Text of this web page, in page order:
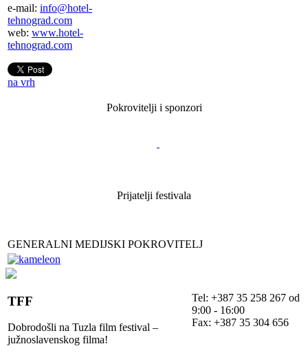
e-mail: info@hotel-
tehnograd.com
web: www.hotel-
tehnograd.com
na vrh
Pokrovitelji i sponzori
Prijatelji festivala
GENERALNI MEDIJSKI POKROVITELJ
TFF
Dobrodošli na Tuzla film festival –
južnoslavenskog filma!
Tel: +387 35 258 267 od
9:00 - 16:00
Fax: +387 35 304 656